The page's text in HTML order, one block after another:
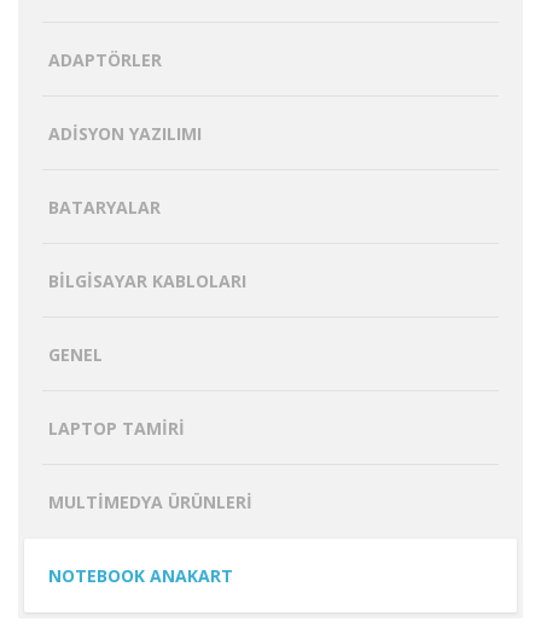
ADAPTÖRLER
ADISYON YAZILIMI
BATARYALAR
BILGISAYAR KABLOLARI
GENEL
LAPTOP TAMIRI
MULTIMEDYA ÜRÜNLERI
NOTEBOOK ANAKART